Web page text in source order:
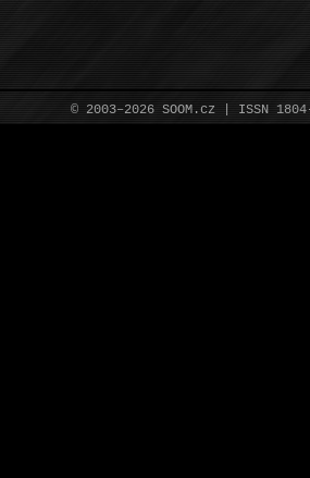
© 2003–2026 SOOM.cz | ISSN